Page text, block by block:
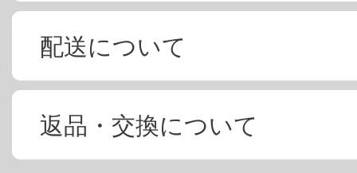
配送について
返品・交換について